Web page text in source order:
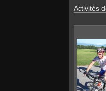
Activités